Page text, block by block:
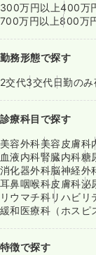
300万円以上400万
700万円以上800万
勤務形態で探す
2交代3交代日勤のみ
診療科目で探す
美容外科美容皮膚科
血液内科腎臓内科糖
消化器外科脳神経外
耳鼻咽喉科皮膚科泌
リウマチ科リハビリ
緩和医療科（ホスピ
特徴で探す